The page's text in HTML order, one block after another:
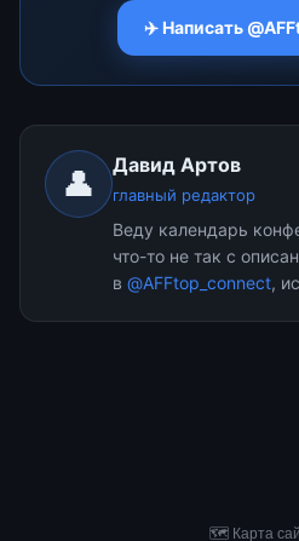
✈️ Написать
👤 Давид Артов
главный редактор
Веду календарь
что-то не так с
в @AFFtop_connect,
🗺 Карта